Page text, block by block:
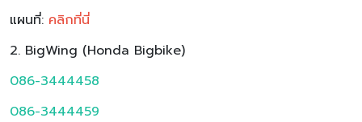
แผนที่: คลิกที่นี่
2. BigWing (Honda Bigbike)
086-3444458
086-3444459